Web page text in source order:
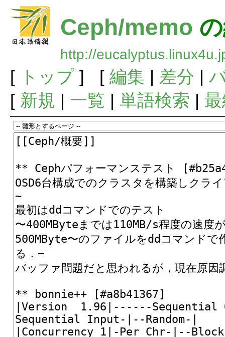
Ceph/memo
http://
[ トップ] [ 編集 | 差分 |
[ 新規 | 一覧 | 単語検索 |